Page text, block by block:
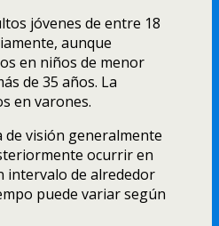
jóvenes de entre 18
aunque
en niños de menor
de 35 años. La
en varones.
de visión generalmente
ocurrir en
intervalo de alrededor
puede variar según